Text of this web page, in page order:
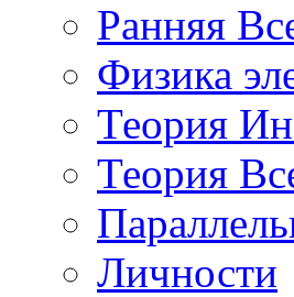
Ранняя
Физика
Теория
Теория
Личности